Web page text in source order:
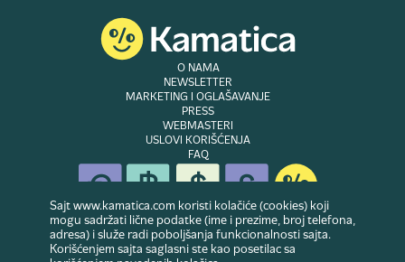
O NAMA
NEWSLETTER
MARKETING I OGLAŠAVANJE
PRESS
WEBMASTERI
USLOVI KORIŠĆENJA
FAQ
© Copyright 2007-2026. Website developed & owned byDubes doo
zadržana
Sajt www.kamatica.com koristi kolačiće (cookies) koji
mogu sadržati lične podatke (ime i prezime, broj telefona,
adresa) i služe radi poboljšanja funkcionalnosti sajta.
Korišćenjem sajta saglasni ste kao posetilac sa